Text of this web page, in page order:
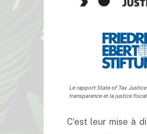
Le rapport State of Tax
transparence et la justice
C’est leur mise à